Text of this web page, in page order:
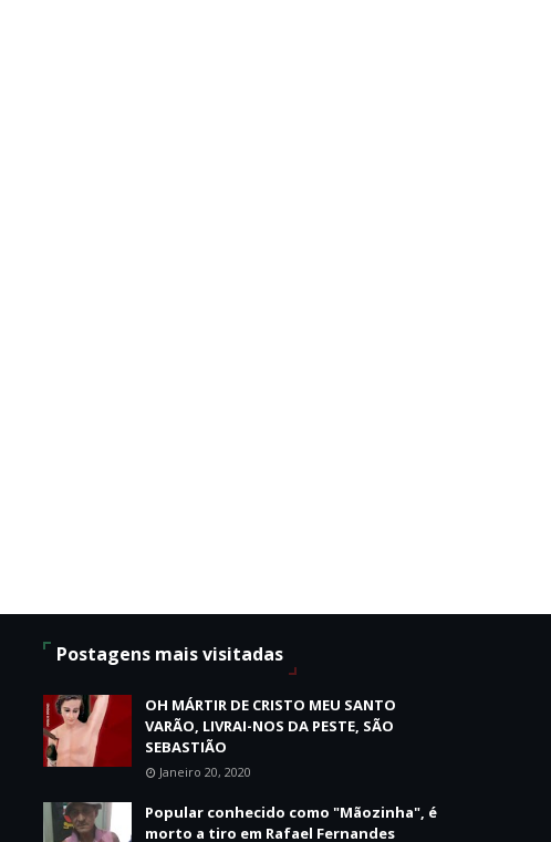
Postagens mais visitadas
OH MÁRTIR DE CRISTO MEU SANTO
VARÃO, LIVRAI-NOS DA PESTE, SÃO
SEBASTIÃO
Janeiro 20, 2020
Popular conhecido como "Mãozinha", é
morto a tiro em Rafael Fernandes